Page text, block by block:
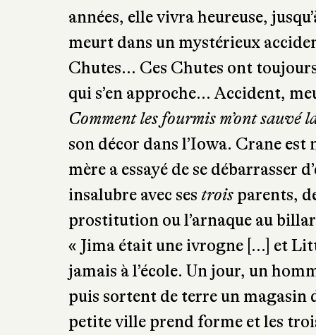
années, elle vivra heureuse,
meurt dans un mystérieux
Chutes… Ces Chutes ont
qui s’en approche… Accident,
Comment les fourmis m’ont sauvé
son décor dans l’Iowa. Crane
mère a essayé de se débarrasser
insalubre avec ses troisparents,
prostitution ou l’arnaque au
« Jima était une ivrogne […] et
jamais à l’école. Un jour, un
puis sortent de terre un magasin
petite ville prend forme et les